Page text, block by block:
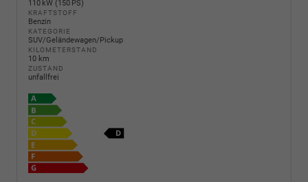
110 kW (150 PS)
KRAFTSTOFF
Benzin
KATEGORIE
SUV/Geländewagen/Pickup
KILOMETERSTAND
10 km
ZUSTAND
unfallfrei